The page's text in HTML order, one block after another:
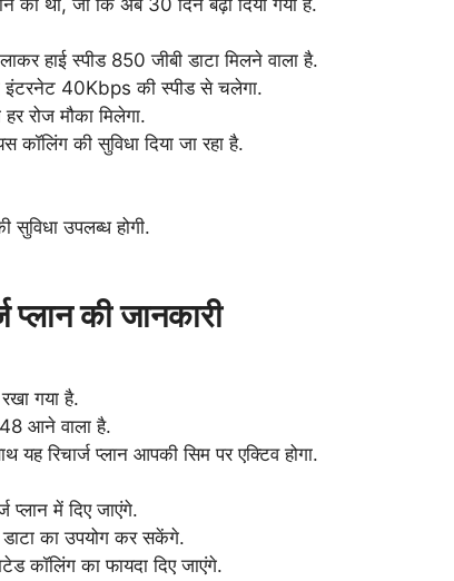
हाई स्पीड 850 जीबी डाटा मिलने वाला है.
इंटरनेट 40Kbps की स्पीड से चलेगा.
रोज मौका मिलेगा.
कॉलिंग की सुविधा दिया जा रहा है.
उपलब्ध होगी.
की जानकारी
गया है.
आने वाला है.
यह रिचार्ज प्लान आपकी सिम पर एक्टिव होगा.
प्लान में दिए जाएंगे.
का उपयोग कर सकेंगे.
कॉलिंग का फायदा दिए जाएंगे.